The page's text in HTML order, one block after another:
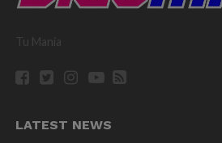
Tu Mania
LATEST NEWS